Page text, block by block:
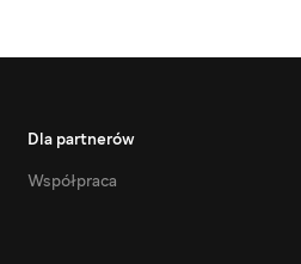
Dla partnerów
Współpraca